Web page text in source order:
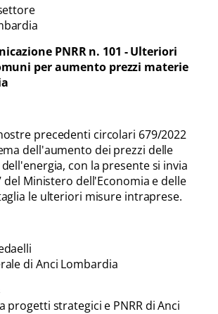
PNRR n. 101 - Ulteriori
per aumento prezzi materie
precedenti circolari 679/2022
dell'aumento dei prezzi delle
con la presente si invia
del Ministero dell'Economia e delle
le ulteriori misure intraprese.
di Anci Lombardia
progetti strategici e PNRR di Anci